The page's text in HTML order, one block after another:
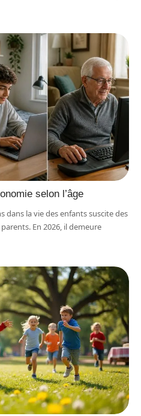
selon l’âge
dans la vie des enfants suscite des
En 2026, il demeure